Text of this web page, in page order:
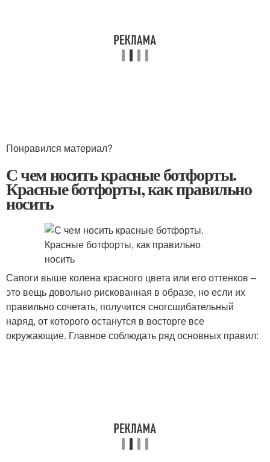
Понравился материал?
С чем носить красные ботфорты.
Красные ботфорты, как правильно
носить
Сапоги выше колена красного цвета или его оттенков –
это вещь довольно рискованная в образе, но если их
правильно сочетать, получится сногсшибательный
наряд, от которого останутся в восторге все
окружающие. Главное соблюдать ряд основных правил: